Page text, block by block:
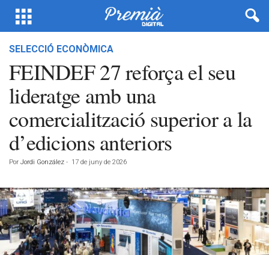
SELECCIÓ ECONÒMICA
FEINDEF 27 reforça el seu
lideratge amb una
comercialització superior a la
d’edicions anteriors
Por Jordi González - 17 de juny de 2026